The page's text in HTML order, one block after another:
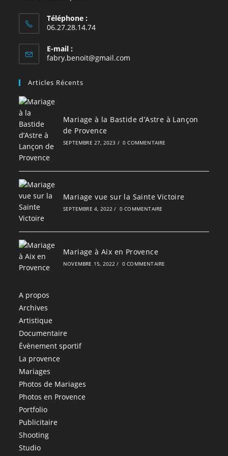
Téléphone :
06.27.28.14.74
E-mail :
fabry.benoit@gmail.com
Articles Récents
Mariage à la Bastide d’Astre à Lançon
de Provence
SEPTEMBRE 27, 2023 / 0 COMMENTAIRE
Mariage vue sur la Sainte Victoire
SEPTEMBRE 4, 2022 / 0 COMMENTAIRE
Mariage à Aix en Provence
NOVEMBRE 15, 2022 / 0 COMMENTAIRE
A propos
Archives
Artistique
Documentaire
Évènement sportif
La provence
Mariages
Photos de Mariages
Photos en Provence
Portfolio
Publicitaire
Shooting
Studio